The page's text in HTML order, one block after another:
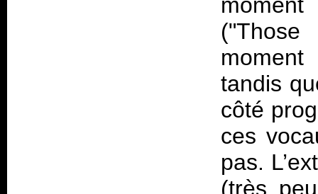
tandis
côté
ces
pas.
(très